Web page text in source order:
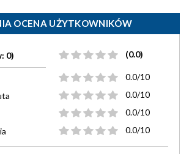
OCENA UŻYTKOWNIKÓW
0) (0.0)
0.0/10
0.0/10
0.0/10
0.0/10